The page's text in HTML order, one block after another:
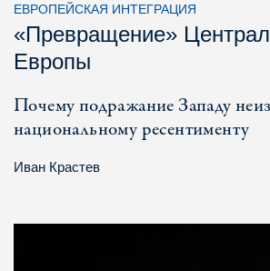
ЕВРОПЕЙСКАЯ ИНТЕГРАЦИЯ
«Превращение»
Европы
Почему подражание Западу
национальному ресентименту
Иван Крастев